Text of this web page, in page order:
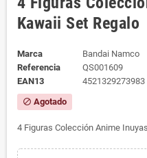
Kawaii Set Regalo
Marca
Bandai Namco
Referencia
QS001609
EAN13
4521329273983
block Agotado
4 Figuras Colección Anime